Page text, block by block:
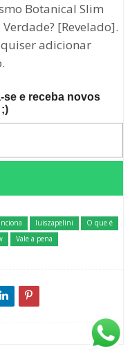
Botanical Slim
[Revelado].
adicionar
e receba novos
luiszapelini
O que é
Vale a pena